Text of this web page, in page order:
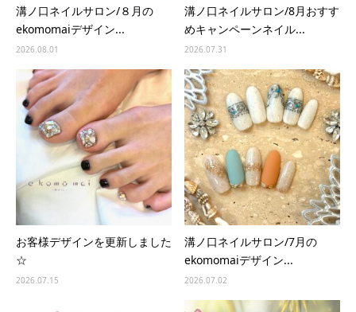
溝ノ口ネイルサロン/８月の
ekomomaiデザイン...
2026.08.01
溝ノ口ネイルサロン/8月おすす
めキャンペーンネイル...
2026.07.31
お客様デザインを更新しました
☆
2026.07.15
溝ノ口ネイルサロン/7月の
ekomomaiデザイン...
2026.07.02